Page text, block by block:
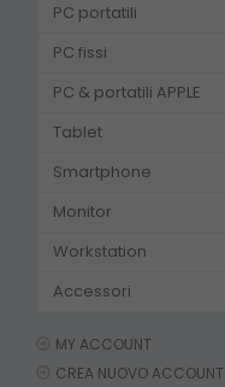
PC portatili
PC fissi
PC & portatili APPLE
Tablet
Smartphone
Monitor
Workstation
Accessori
MY ACCOUNT
CREA NUOVO ACCOUNT